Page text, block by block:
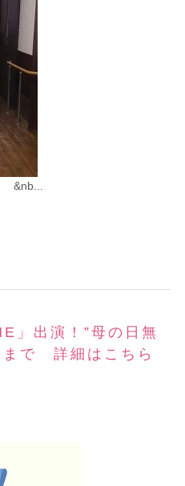
」出演！”母の日無
で 詳細はこちら